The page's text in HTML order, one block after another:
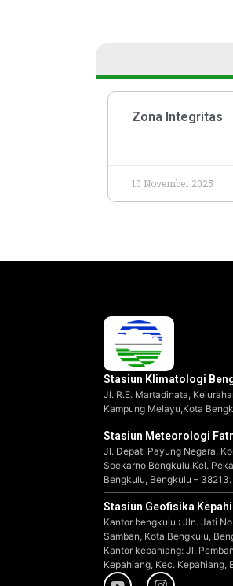
Zona Integritas
10 November 2025
Stasiun Klimatologi
Jl. R.E. Martadinata,
Kampung Melayu,Kota
Stasiun Meteorologi
Jl. Depati Payung Negara,
Soekarno Bengkulu.Kel.
Bengkulu, Bengkulu – 38213.
Stasiun Geofisika
Kantor bengkulu : Jln. Jati
Samban, Kota Bengkulu,
Kantor kepahiang: Jl.
Kepahiang, Kec. Kepahiang,